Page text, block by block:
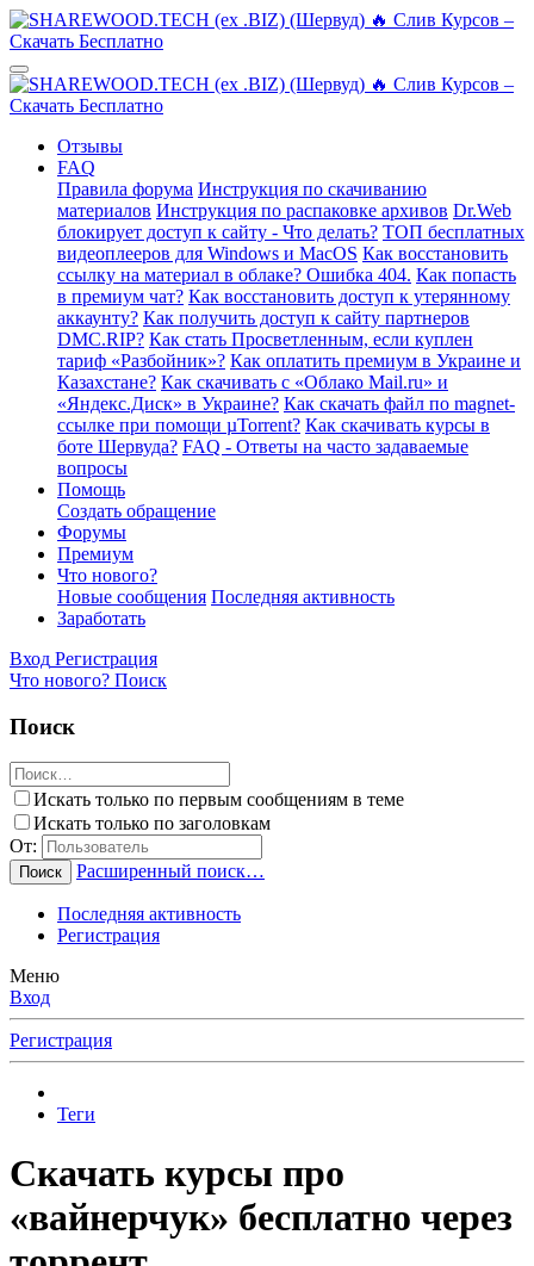
Отзывы
FAQ
Правила форума Инструкция по скачиванию
материалов Инструкция по распаковке архивов Dr.Web
блокирует доступ к сайту - Что делать? ТОП бесплатных
видеоплееров для Windows и MacOS Как восстановить
ссылку на материал в облаке? Ошибка 404. Как попасть
в премиум чат? Как восстановить доступ к утерянному
аккаунту? Как получить доступ к сайту партнеров
DMC.RIP? Как стать Просветленным, если куплен
тариф «Разбойник»? Как оплатить премиум в Украине и
Казахстане? Как скачивать с «Облако Mail.ru» и
«Яндекс.Диск» в Украине? Как скачать файл по magnet-
ссылке при помощи µTorrent? Как скачивать курсы в
боте Шервуда? FAQ - Ответы на часто задаваемые
вопросы
Помощь
Создать обращение
Форумы
Премиум
Что нового?
Новые сообщения Последняя активность
Заработать
Вход Регистрация
Что нового? Поиск
Поиск
Искать только по первым сообщениям в теме
Искать только по заголовкам
От:
Поиск Расширенный поиск…
Последняя активность
Регистрация
Меню
Вход
Регистрация
Теги
Скачать курсы про
«вайнерчук» бесплатно через